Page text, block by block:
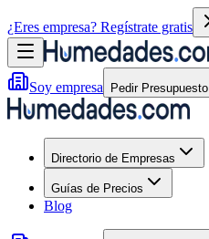
¿Eres empresa? Regístrate gratis
Soy empresa Pedir Presupuesto
Directorio de Empresas
Guías de Precios
Blog